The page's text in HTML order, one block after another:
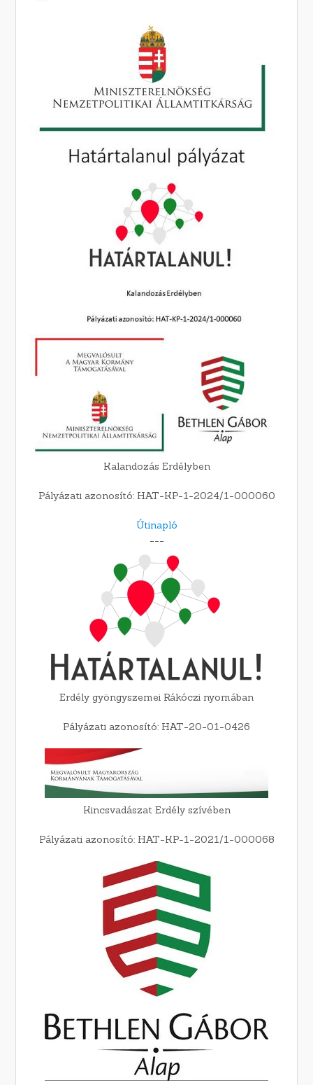
Kalandozás Erdélyben
Pályázati azonosító: HAT-KP-1-2024/1-000060
Útinapló
---
Erdély gyöngyszemei Rákóczi nyomában
Pályázati azonosító: HAT-20-01-0426
Kincsvadászat Erdély szívében
Pályázati azonosító: HAT-KP-1-2021/1-000068